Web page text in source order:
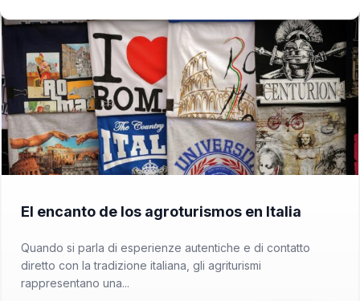
El encanto de los agroturismos en Italia
Quando si parla di esperienze autentiche e di contatto
diretto con la tradizione italiana, gli agriturismi
rappresentano una...